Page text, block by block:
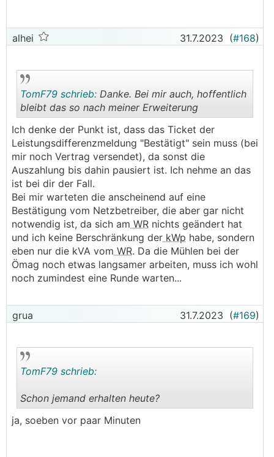
kommen.
───────────────
Mail ist vorhin bei mir eingetroffen
alhei 31.7.2023 (#168)
..
TomF79 schrieb: Danke. Bei mir auch, hoffentlich
bleibt das so nach meiner Erweiterung
Ich denke der Punkt ist, dass das Ticket der
Leistungsdifferenzmeldung "Bestätigt" sein muss (bei
mir noch Vertrag versendet), da sonst die
Auszahlung bis dahin pausiert ist. Ich nehme an das
ist bei dir der Fall.
Bei mir warteten die anscheinend auf eine
Bestätigung vom Netzbetreiber, die aber gar nicht
notwendig ist, da sich am WR nichts geändert hat
und ich keine Berschränkung der kWp habe, sondern
eben nur die kVA vom WR. Da die Mühlen bei der
Ömag noch etwas langsamer arbeiten, muss ich wohl
noch zumindest eine Runde warten...
grua 31.7.2023 (#169)
..
TomF79 schrieb:
Schon jemand erhalten heute?
ja, soeben vor paar Minuten